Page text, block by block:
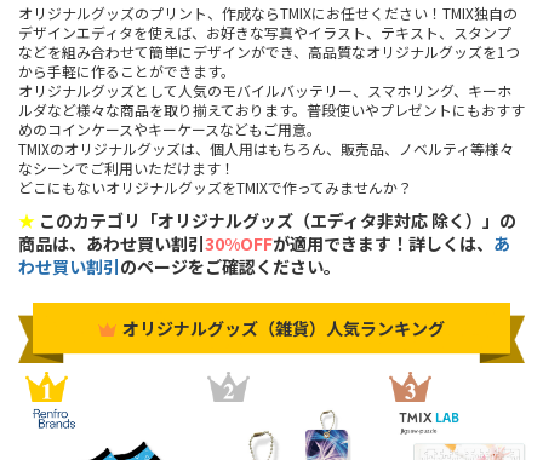
オリジナルグッズのプリント、作成ならTMIXにお任せください！TMIX独自の
デザインエディタを使えば、お好きな写真やイラスト、テキスト、スタンプ
などを組み合わせて簡単にデザインができ、高品質なオリジナルグッズを1つ
から手軽に作ることができます。
オリジナルグッズとして人気のモバイルバッテリー、スマホリング、キーホ
ルダなど様々な商品を取り揃えております。普段使いやプレゼントにもおすす
めのコインケースやキーケースなどもご用意。
TMIXのオリジナルグッズは、個人用はもちろん、販売品、ノベルティ等様々
なシーンでご利用いただけます！
どこにもないオリジナルグッズをTMIXで作ってみませんか？
★ このカテゴリ「オリジナルグッズ（エディタ非対応 除く）」の
商品は、あわせ買い割引30%OFFが適用できます！詳しくは、 あ
わせ買い割引のページをご確認ください。
オリジナルグッズ（雑貨）人気ランキング